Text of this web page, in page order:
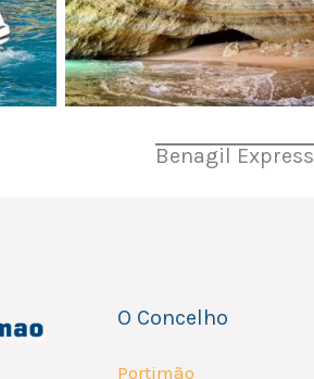
Benagil Express
O Concelho
Portimão